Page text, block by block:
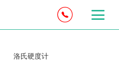
洛氏硬度计